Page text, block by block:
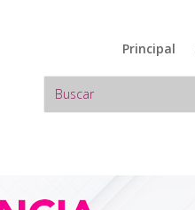
Principal